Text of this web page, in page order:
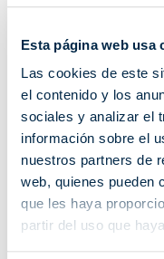
Esta página web usa
Las cookies de este
el contenido y los
sociales y analizar el
información sobre el
nuestros partners de
web, quienes pueden
que les haya
partir del uso que
Para ver los videos,
CAMBIA TUS